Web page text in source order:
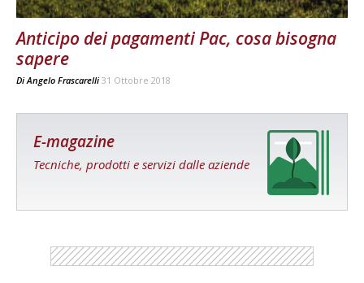
Anticipo dei pagamenti Pac, cosa bisogna
sapere
Di Angelo Frascarelli 31 Ottobre 2018
E-magazine
Tecniche, prodotti e servizi dalle aziende